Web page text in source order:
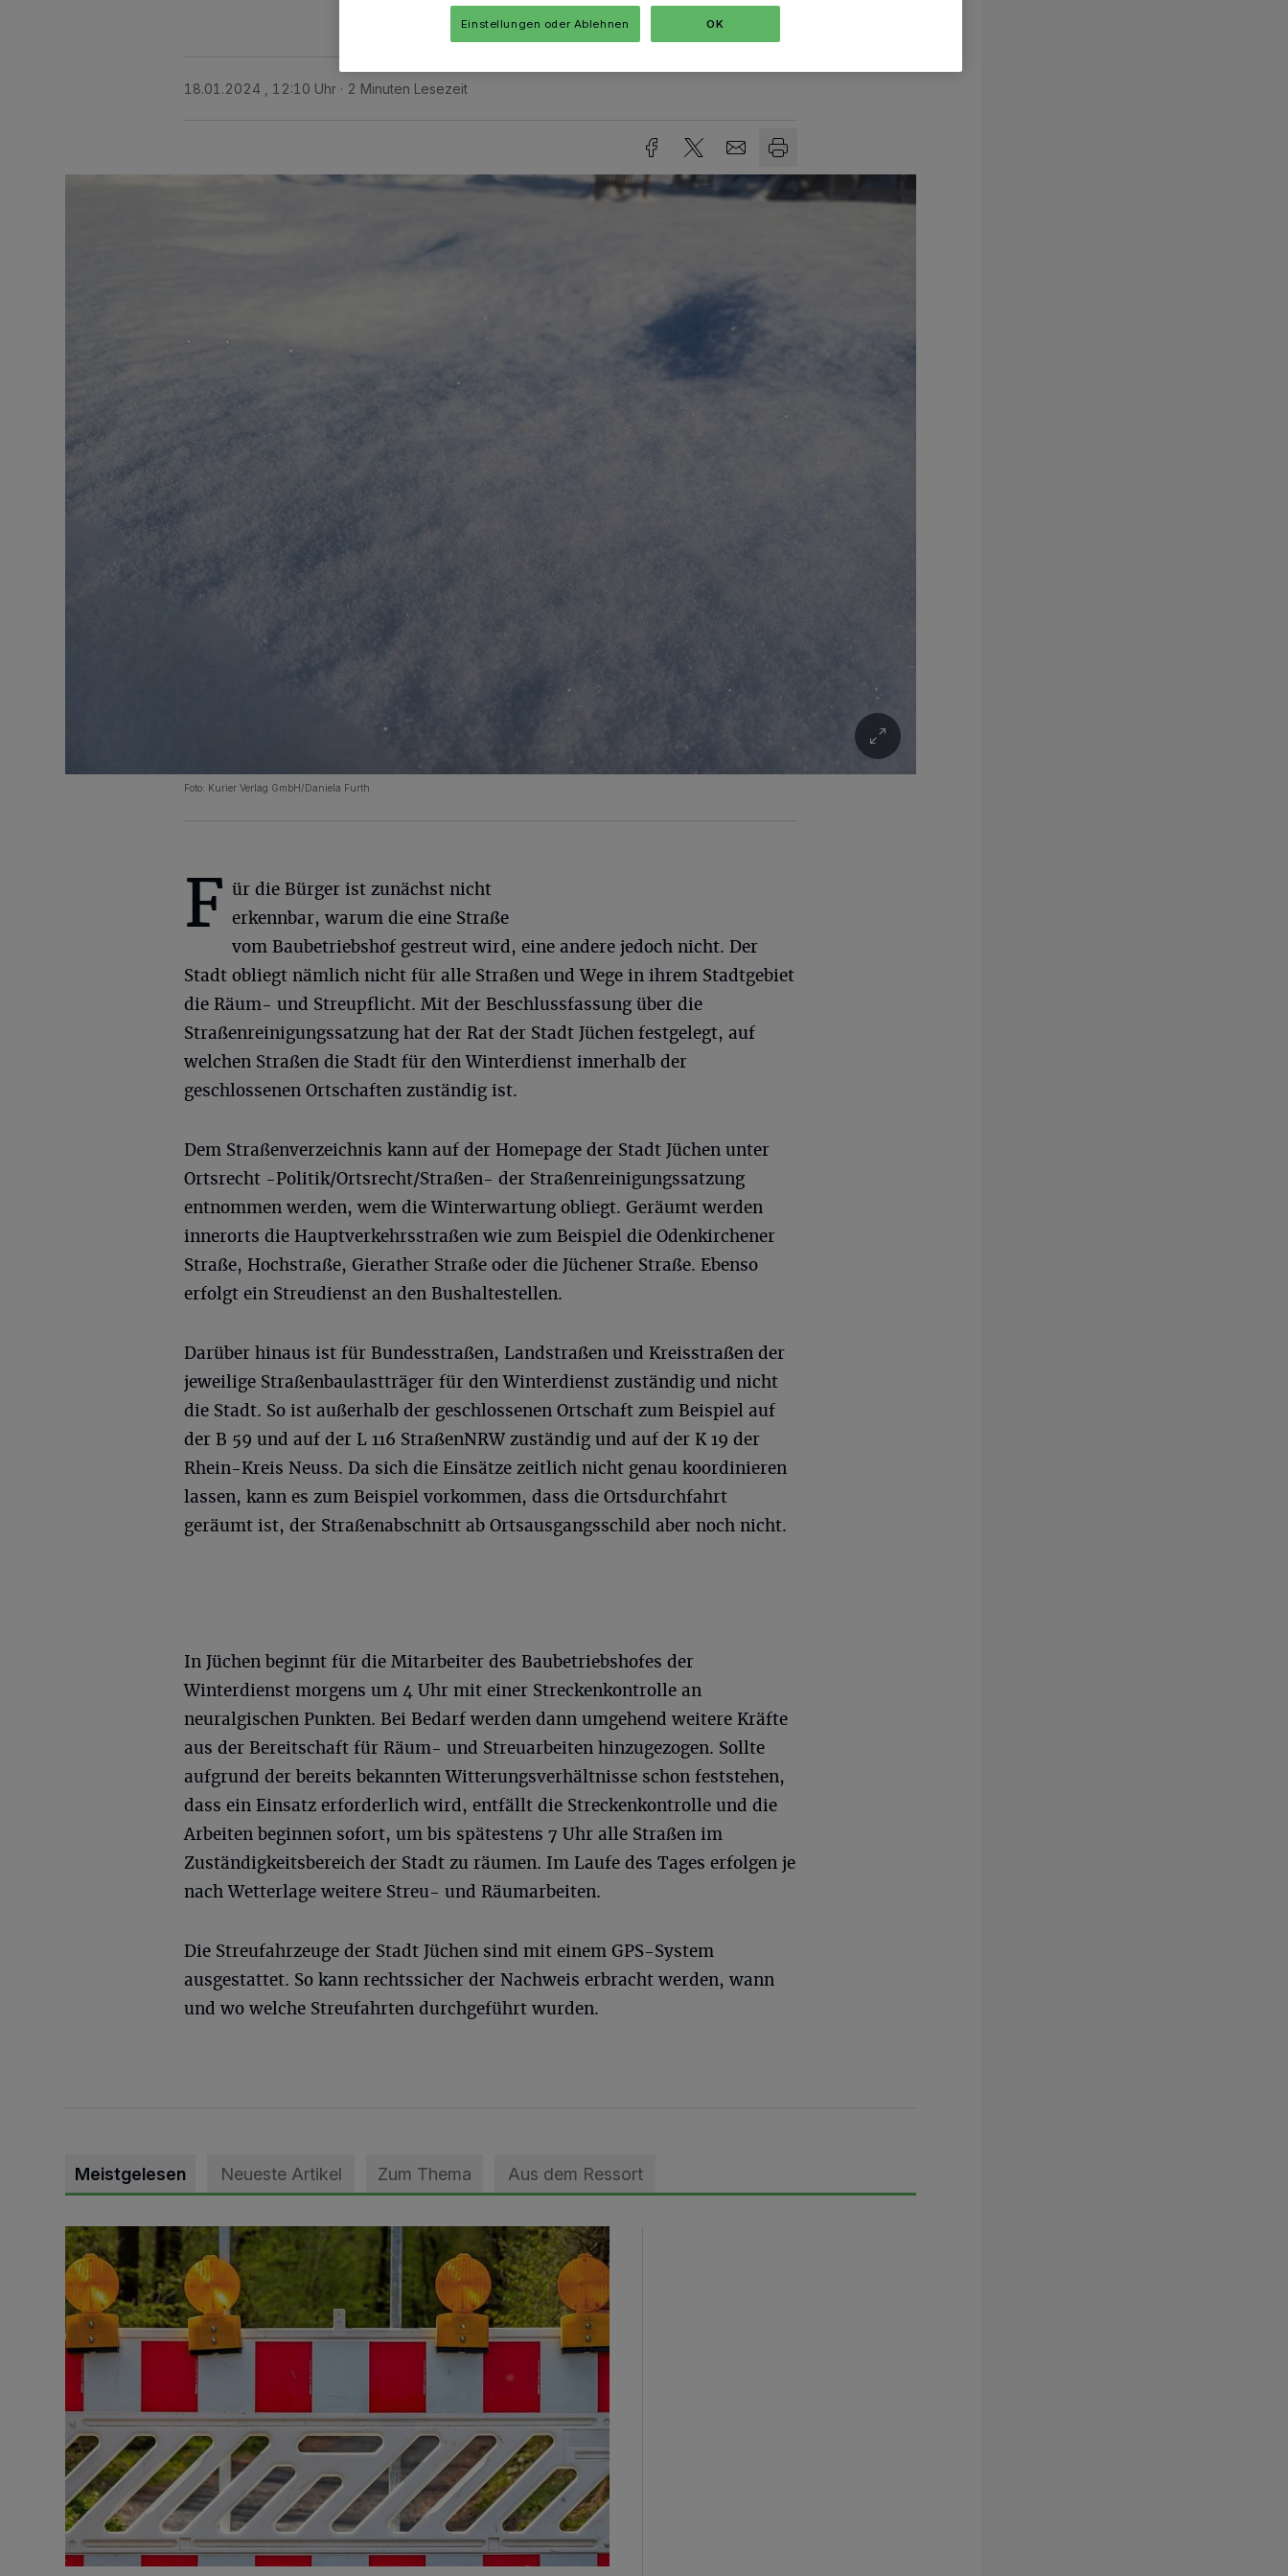
18.01.2024 , 12:10 Uhr 2 Minuten Lesezeit
Foto: Kurier Verlag GmbH/Daniela Furth
F ür die Bürger ist zunächst nicht
erkennbar, warum die eine Straße
vom Baubetriebshof gestreut wird, eine andere jedoch nicht. Der
Stadt obliegt nämlich nicht für alle Straßen und Wege in ihrem Stadtgebiet
die Räum- und Streupflicht. Mit der Beschlussfassung über die
Straßenreinigungssatzung hat der Rat der Stadt Jüchen festgelegt, auf
welchen Straßen die Stadt für den Winterdienst innerhalb der
geschlossenen Ortschaften zuständig ist.
Dem Straßenverzeichnis kann auf der Homepage der Stadt Jüchen unter
Ortsrecht -Politik/Ortsrecht/Straßen- der Straßenreinigungssatzung
entnommen werden, wem die Winterwartung obliegt. Geräumt werden
innerorts die Hauptverkehrsstraßen wie zum Beispiel die Odenkirchener
Straße, Hochstraße, Gierather Straße oder die Jüchener Straße. Ebenso
erfolgt ein Streudienst an den Bushaltestellen.
Darüber hinaus ist für Bundesstraßen, Landstraßen und Kreisstraßen der
jeweilige Straßenbaulastträger für den Winterdienst zuständig und nicht
die Stadt. So ist außerhalb der geschlossenen Ortschaft zum Beispiel auf
der B 59 und auf der L 116 StraßenNRW zuständig und auf der K 19 der
Rhein-Kreis Neuss. Da sich die Einsätze zeitlich nicht genau koordinieren
lassen, kann es zum Beispiel vorkommen, dass die Ortsdurchfahrt
geräumt ist, der Straßenabschnitt ab Ortsausgangsschild aber noch nicht.
In Jüchen beginnt für die Mitarbeiter des Baubetriebshofes der
Winterdienst morgens um 4 Uhr mit einer Streckenkontrolle an
neuralgischen Punkten. Bei Bedarf werden dann umgehend weitere Kräfte
aus der Bereitschaft für Räum- und Streuarbeiten hinzugezogen. Sollte
aufgrund der bereits bekannten Witterungsverhältnisse schon feststehen,
dass ein Einsatz erforderlich wird, entfällt die Streckenkontrolle und die
Arbeiten beginnen sofort, um bis spätestens 7 Uhr alle Straßen im
Zuständigkeitsbereich der Stadt zu räumen. Im Laufe des Tages erfolgen je
nach Wetterlage weitere Streu- und Räumarbeiten.
Die Streufahrzeuge der Stadt Jüchen sind mit einem GPS-System
ausgestattet. So kann rechtssicher der Nachweis erbracht werden, wann
und wo welche Streufahrten durchgeführt wurden.
Meistgelesen Neueste Artikel Zum Thema Aus dem Ressort
Vollsperrung der Talstraße in Grevenbroich-Kapellen
Einstellungen oder Ablehnen OK